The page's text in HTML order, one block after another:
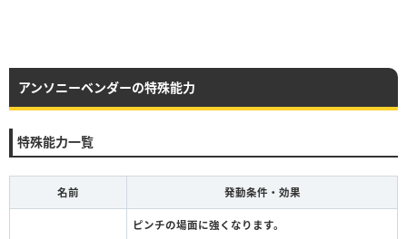
アンソニーベンダーの特殊能力
特殊能力一覧
名前 発動条件・効果
ピンチの場面に強くなります。